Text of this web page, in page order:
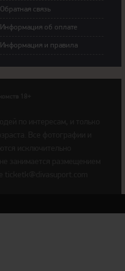
Обратная связь
Инфoрмация об оплате
Инфoрмация и правила